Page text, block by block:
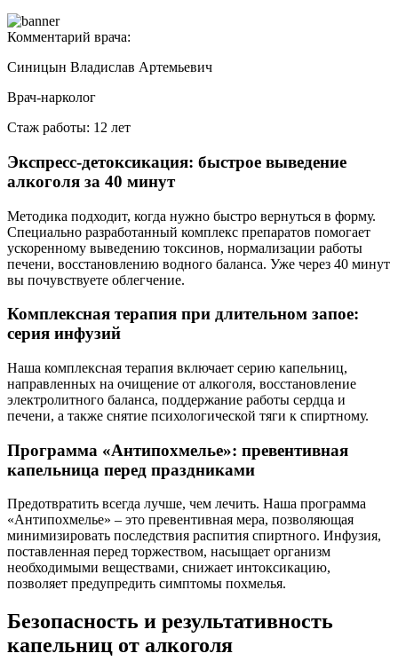
Комментарий врача:
Синицын Владислав Артемьевич
Врач-нарколог
Стаж работы: 12 лет
Экспресс-детоксикация: быстрое выведение
алкоголя за 40 минут
Методика подходит, когда нужно быстро вернуться в форму.
Специально разработанный комплекс препаратов помогает
ускоренному выведению токсинов, нормализации работы
печени, восстановлению водного баланса. Уже через 40 минут
вы почувствуете облегчение.
Комплексная терапия при длительном запое:
серия инфузий
Наша комплексная терапия включает серию капельниц,
направленных на очищение от алкоголя, восстановление
электролитного баланса, поддержание работы сердца и
печени, а также снятие психологической тяги к спиртному.
Программа «Антипохмелье»: превентивная
капельница перед праздниками
Предотвратить всегда лучше, чем лечить. Наша программа
«Антипохмелье» – это превентивная мера, позволяющая
минимизировать последствия распития спиртного. Инфузия,
поставленная перед торжеством, насыщает организм
необходимыми веществами, снижает интоксикацию,
позволяет предупредить симптомы похмелья.
Безопасность и результативность
капельниц от алкоголя